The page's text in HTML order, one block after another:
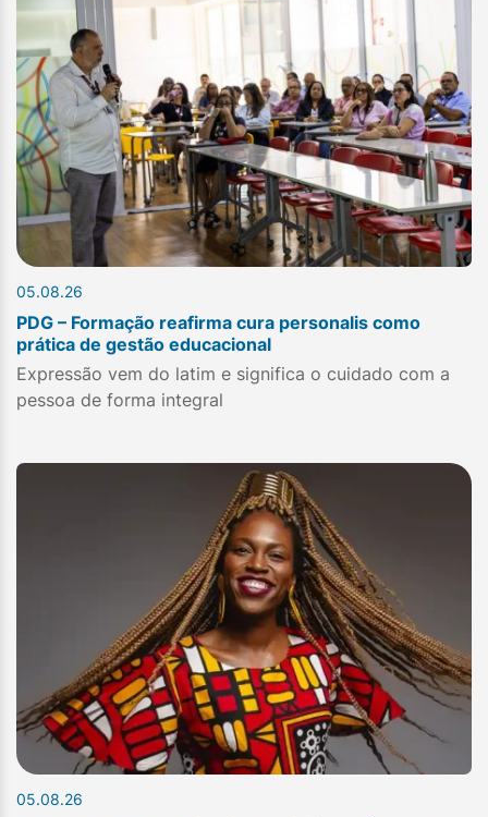
05.08.26
PDG – Formação reafirma cura personalis como
prática de gestão educacional
Expressão vem do latim e significa o cuidado com a
pessoa de forma integral
05.08.26